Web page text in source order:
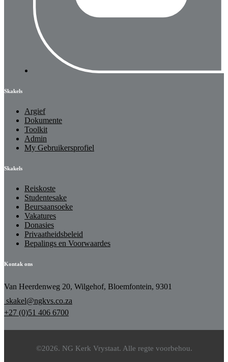
Skakels
Argief
Dokumente
Toolkit
Admin
My Gebruikersprofiel
Skakels
Reiskoste
Studentesake
Beursaansoeke
Vakatures
Donasies
Privaatheidsbeleid
Bepalings en Voorwaardes
Kontak ons
Van Heerdenweg 20, Wilgehof, Bloemfontein, 9301
skakel@ngkvs.co.za
+27 (0)51 406 6700
©2026. NG Kerk Vrystaat. Alle regte voorbehou.